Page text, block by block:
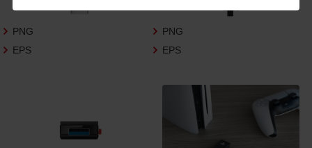
いいます）の利用を許諾いたします。
お客様が「同意する」ボタンをクリックされ
た場合、商品写真データ利用規約及びCAD
なお、商品写真データ利用規約及びCAD図
データ利用規約の記載事項は予告なく変更
されることがあります。各データをダウン
PNG
EPS
PNG
EPS